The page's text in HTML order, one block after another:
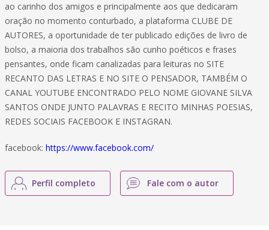
ao carinho dos amigos e principalmente aos que dedicaram
oração no momento conturbado, a plataforma CLUBE DE
AUTORES, a oportunidade de ter publicado edições de livro de
bolso, a maioria dos trabalhos são cunho poéticos e frases
pensantes, onde ficam canalizadas para leituras no SITE
RECANTO DAS LETRAS E NO SITE O PENSADOR, TAMBÉM O
CANAL YOUTUBE ENCONTRADO PELO NOME GIOVANE SILVA
SANTOS ONDE JUNTO PALAVRAS E RECITO MINHAS POESIAS,
REDES SOCIAIS FACEBOOK E INSTAGRAN.
facebook: https://www.facebook.com/
Perfil completo Fale com o autor